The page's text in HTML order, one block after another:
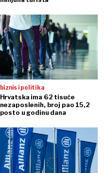
biznis i politika
Hrvatska ima 62 tisuće
nezaposlenih, broj pao 15,2
posto u godinu dana